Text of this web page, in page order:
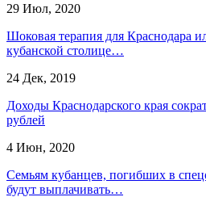
29 Июл, 2020
Шоковая терапия для Краснодара
кубанской столице…
24 Дек, 2019
Доходы Краснодарского края
рублей
4 Июн, 2020
Семьям кубанцев, погибших в
будут выплачивать…